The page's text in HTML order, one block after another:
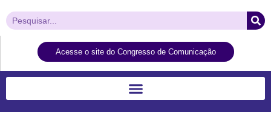
Acesse o site do Congresso de Comunicação